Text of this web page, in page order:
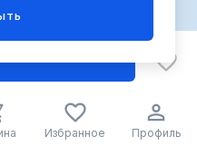
Избранное Профиль